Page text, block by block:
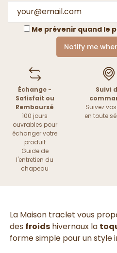
Me prévenir quand le
Notify me
Échange -
Satisfait ou
Remboursé
100 jours
ouvrables pour
échanger votre
produit
Guide de
l'entretien du
chapeau
Suivi
Suivez
en toute
La Maison traclet vous
des froids hivernaux la
forme simple pour un style